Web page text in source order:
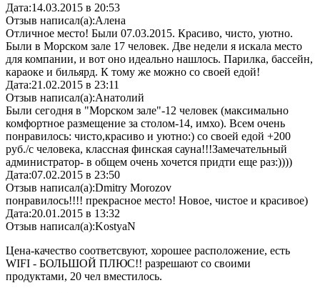
Дата:14.03.2015 в 20:53
Отзыв написал(а):Алена
Отличное место! Были 07.03.2015. Красиво, чисто, уютно.
Были в Морском зале 17 человек. Две недели я искала место
для компании, и вот оно идеально нашлось. Парилка, бассейн,
караоке и бильярд. К тому же можно со своей едой!
Дата:21.02.2015 в 23:11
Отзыв написал(а):Анатолий
Были сегодня в "Морском зале"-12 человек (максимально
комфортное размещение за столом-14, имхо). Всем очень
понравилось: чисто,красиво и уютно:) со своей едой +200
руб./с человека, классная финская сауна!!!Замечательный
администратор- в общем очень хочется придти еще раз:))))
Дата:07.02.2015 в 23:50
Отзыв написал(а):Dmitry Morozov
понравилось!!!! прекрасное место! Новое, чистое и красивое)
Дата:20.01.2015 в 13:32
Отзыв написал(а):KostyaN
Цена-качество соответсвуют, хорошее расположение, есть
WIFI - БОЛЬШОЙ ПЛЮС!! разрешают со своими
продуктами, 20 чел вместилось.